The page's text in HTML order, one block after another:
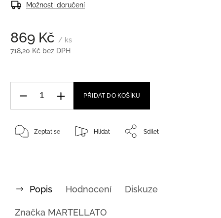
869 Kč / ks
718,20 Kč bez DPH
Možnosti doručení
PŘIDAT DO KOŠÍKU
Zeptat se Hlídat Sdílet
Popis Hodnocení Diskuze
Značka MARTELLATO